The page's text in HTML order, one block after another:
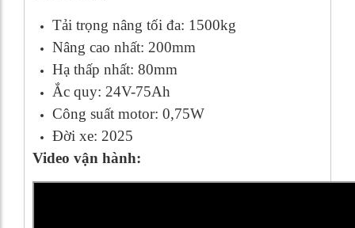
Tải trọng nâng tối đa: 1500kg
Nâng cao nhất: 200mm
Hạ thấp nhất: 80mm
Ắc quy: 24V-75Ah
Công suất motor: 0,75W
Đời xe: 2025
Video vận hành: